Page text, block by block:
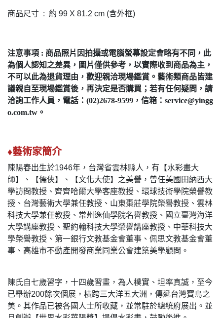
商品尺寸 : 約 99 X 81.2 cm (含外框)
注意事項 : 商品照片因拍攝或電腦螢幕設定會略有不同，此
為個人認知之差異，圖片僅供參考，以實際收到商品為主，
不可以此為退貨理由，歡迎親洽現場鑑賞。藝術類商品皆建
議親自至現場鑑賞後，再決定是否購買；若有任何疑問，請
洽詢工作人員，電話：(02)2678-9599，信箱：service@yingg
o.com.tw。
♦藝術家簡介
陳陽春出生於1946年，台灣省雲林縣人，有【水彩畫大
師】、【儒俠】、【文化大使】之美譽，曾任美國田納西大
學訪問教授、齊齊哈爾大學客座教授、環球技術學院榮譽教
授、台灣藝術大學兼任教授、山東棗莊學院榮譽教授、雲林
科技大學兼任教授、常州逸仙學院名譽教授、國立臺灣海洋
大學講座教授、聖約翰科技大學榮譽講座教授、中華科技大
學榮譽教授、第一銀行文教基金會董事、佩思文教基金會董
事、高雄市不動產開發商業同業公會建築美學顧問。
陳氏自七歲習字，十四歲習畫，為人樸實、坦率真誠，至今
已舉辦200餘次個展，橫跨三大洋五大洲，傳遞台灣寶島之
美。其作品已被各國人士所收藏，並常駐於總統府展出。並